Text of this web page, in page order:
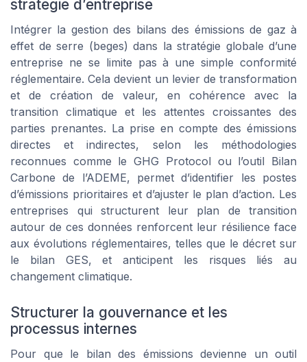
stratégie d’entreprise
Intégrer la gestion des bilans des émissions de gaz à
effet de serre (beges) dans la stratégie globale d’une
entreprise ne se limite pas à une simple conformité
réglementaire. Cela devient un levier de transformation
et de création de valeur, en cohérence avec la
transition climatique et les attentes croissantes des
parties prenantes. La prise en compte des émissions
directes et indirectes, selon les méthodologies
reconnues comme le GHG Protocol ou l’outil Bilan
Carbone de l’ADEME, permet d’identifier les postes
d’émissions prioritaires et d’ajuster le plan d’action. Les
entreprises qui structurent leur plan de transition
autour de ces données renforcent leur résilience face
aux évolutions réglementaires, telles que le décret sur
le bilan GES, et anticipent les risques liés au
changement climatique.
Structurer la gouvernance et les
processus internes
Pour que le bilan des émissions devienne un outil